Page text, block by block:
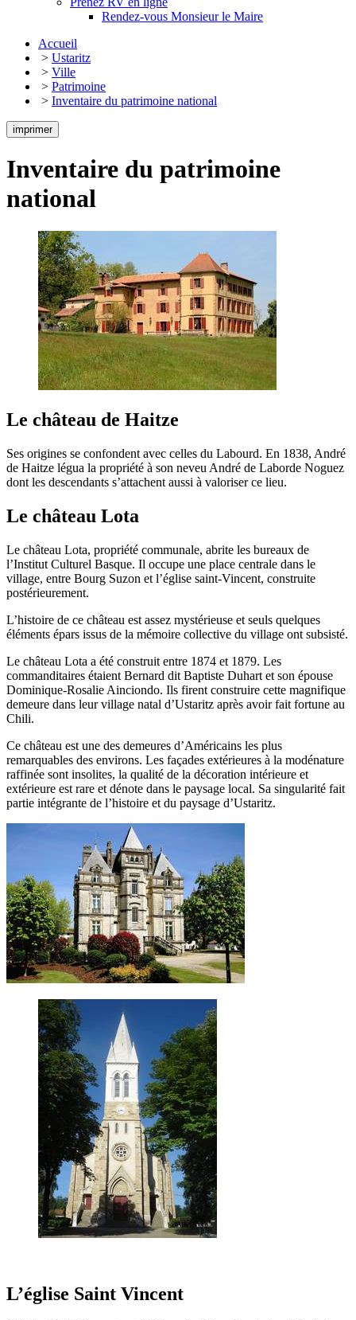
Rendez-vous Monsieur le Maire
Accueil
> Ustaritz
> Ville
> Patrimoine
> Inventaire du patrimoine national
imprimer
Inventaire du patrimoine
national
Le château de Haitze
Ses origines se confondent avec celles du Labourd. En 1838, André
de Haitze légua la propriété à son neveu André de Laborde Noguez
dont les descendants s’attachent aussi à valoriser ce lieu.
Le château Lota
Le château Lota, propriété communale, abrite les bureaux de
l’Institut Culturel Basque. Il occupe une place centrale dans le
village, entre Bourg Suzon et l’église saint-Vincent, construite
postérieurement.
L’histoire de ce château est assez mystérieuse et seuls quelques
éléments épars issus de la mémoire collective du village ont subsisté.
Le château Lota a été construit entre 1874 et 1879. Les
commanditaires étaient Bernard dit Baptiste Duhart et son épouse
Dominique-Rosalie Ainciondo. Ils firent construire cette magnifique
demeure dans leur village natal d’Ustaritz après avoir fait fortune au
Chili.
Ce château est une des demeures d’Américains les plus
remarquables des environs. Les façades extérieures à la modénature
raffinée sont insolites, la qualité de la décoration intérieure et
extérieure est rare et dénote dans le paysage local. Sa singularité fait
partie intégrante de l’histoire et du paysage d’Ustaritz.
L’église Saint Vincent